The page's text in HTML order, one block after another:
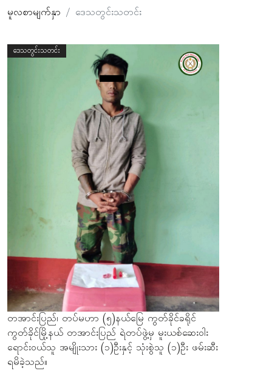
မူလစာမျက်နှာ
ဒေသတွင်းသတင်း
ဒေသတွင်းသတင်း
တအာင်းပြည်၊ တပ်မဟာ (၅)နယ်မြေ ကွတ်ခိုင်ခရိုင်
ကွတ်ခိုင်မြို့နယ် တအာင်းပြည် ရဲတပ်ဖွဲ့မှ မူးယစ်ဆေးဝါး
ရောင်းဝယ်သူ အမျိုးသား (၁)ဦးနှင့် သုံးစွဲသူ (၁)ဦး ဖမ်းဆီး
ရမိခဲ့သည်။